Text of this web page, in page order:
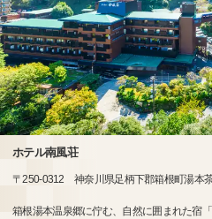
ホテル南風荘
〒250-0312 神奈川県足柄下郡箱根町湯本
箱根湯本温泉郷に佇む、自然に囲まれた宿「